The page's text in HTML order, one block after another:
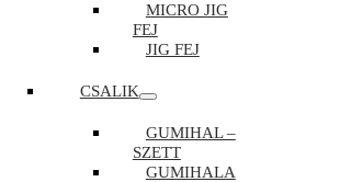
MICRO JIG
FEJ
JIG FEJ
CSALIK
GUMIHAL –
SZETT
GUMIHALA